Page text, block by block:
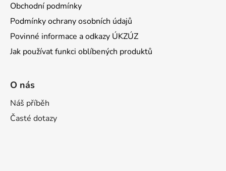
Obchodní podmínky
Podmínky ochrany osobních údajů
Povinné informace a odkazy ÚKZÚZ
Jak používat funkci oblíbených produktů
O nás
Náš příběh
Časté dotazy